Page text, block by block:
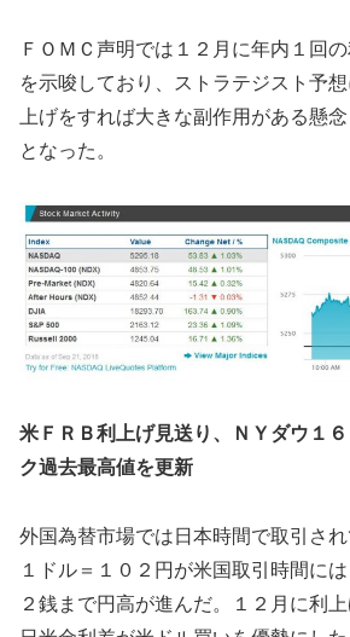
ＦＯＭＣ声明では１２月に年内１回
を示唆しており、ストラテジスト予
上げをすれば大きな副作用がある懸
となった。
米ＦＲＢ利上げ見送り、ＮＹダウ１
ク過去最高値を更新
外国為替市場では日本時間で取引さ
１ドル＝１０２円が米国取引時間に
２銭まで円高が進んだ。１２月に利